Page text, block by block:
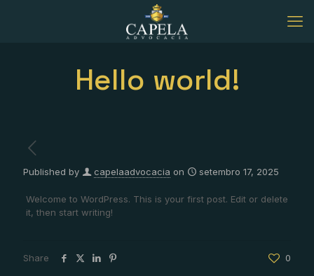
Hello world!
Published by capelaadvocacia on setembro 17, 2025
Welcome to WordPress. This is your first post. Edit or delete
it, then start writing!
Share 0